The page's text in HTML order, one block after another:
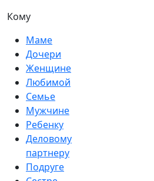
Кому
Маме
Дочери
Женщине
Любимой
Семье
Мужчине
Ребенку
Деловому
партнеру
Подруге